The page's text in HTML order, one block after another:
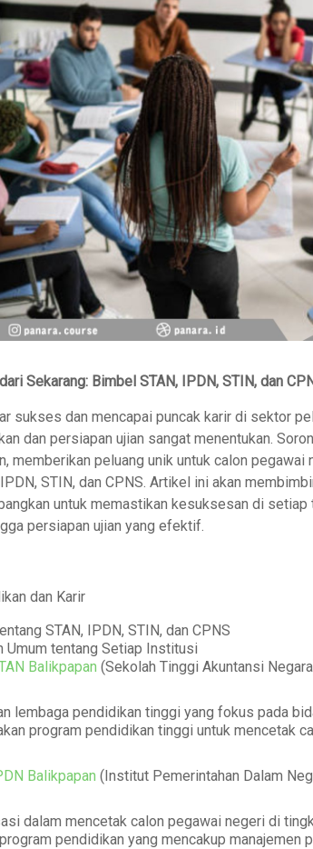
Sekarang: Bimbel STAN, IPDN, STIN, dan
sukses dan mencapai puncak karir di sektor
dan persiapan ujian sangat menentukan.
memberikan peluang unik untuk calon
STIN, dan CPNS. Artikel ini akan
untuk memastikan kesuksesan di
persiapan ujian yang efektif.
dan Karir
STAN, IPDN, STIN, dan CPNS
Umum tentang Setiap Institusi
Balikpapan (Sekolah Tinggi Akuntansi
lembaga pendidikan tinggi yang fokus pada
program pendidikan tinggi untuk mencetak
Balikpapan (Institut Pemerintahan Dalam
dalam mencetak calon pegawai negeri di
pendidikan yang mencakup manajemen